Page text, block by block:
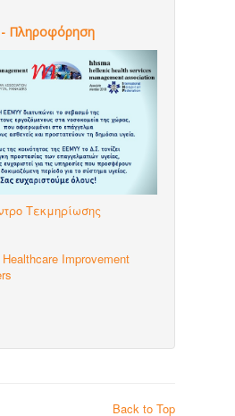
- Πληροφόρηση
Τεκμηρίωσης
Improvement
Back to Top